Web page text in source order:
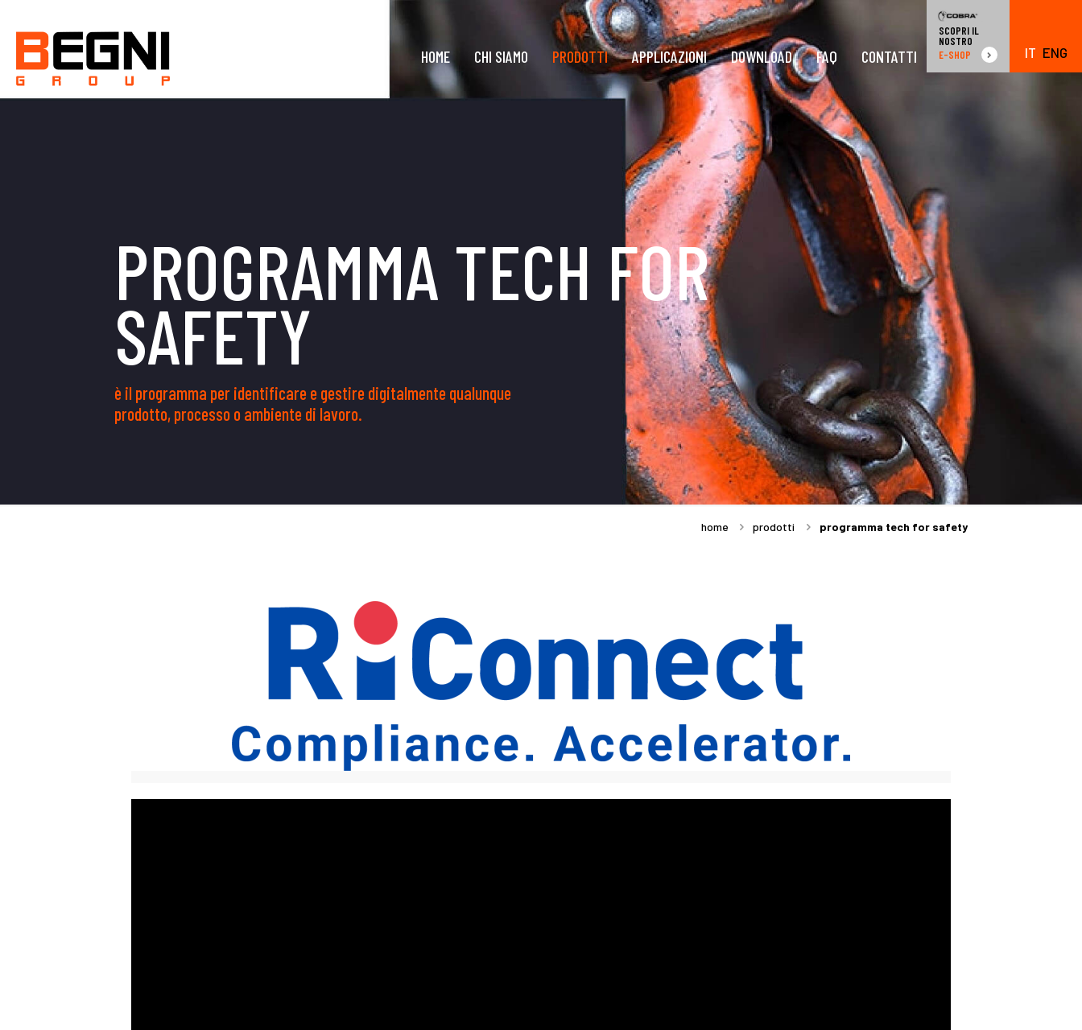
HOME CHI SIAMO PRODOTTI APPLICAZIONI DOWNLOAD FAQ CONTATTI
SCOPRI IL
NOSTRO
E-SHOP
IT ENG
PROGRAMMA TECH FOR
SAFETY
è il programma per identificare e gestire digitalmente qualunque
prodotto, processo o ambiente di lavoro.
home prodotti programma tech for safety